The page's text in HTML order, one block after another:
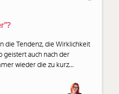
die Tendenz, die Wirklichkeit
geistert auch nach der
wieder die zu kurz
würden. Das stimmt. Es